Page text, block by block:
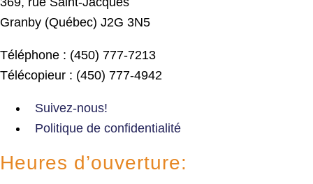
Granby (Québec) J2G 3N5
Téléphone : (450) 777-7213
Télécopieur : (450) 777-4942
Suivez-nous!
Politique de confidentialité
Heures d’ouverture: